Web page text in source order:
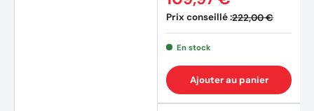
Prix conseillé :222,00 €
En stock
Ajouter au panier